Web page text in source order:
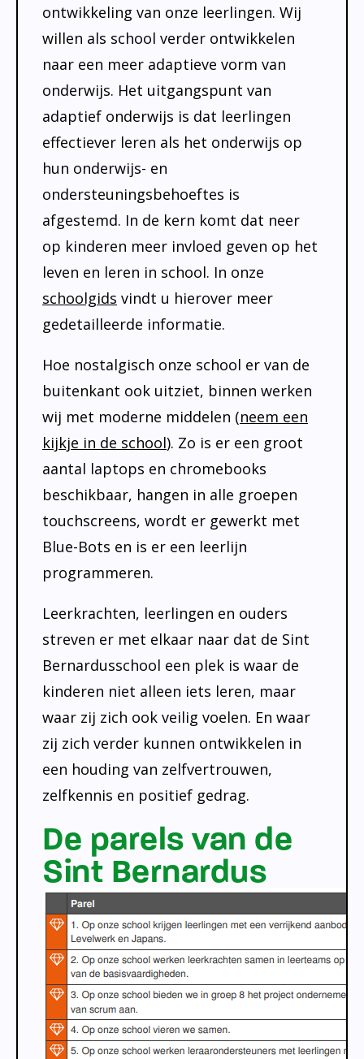
ontwikkeling van onze leerlingen. Wij
willen als school verder ontwikkelen
naar een meer adaptieve vorm van
onderwijs. Het uitgangspunt van
adaptief onderwijs is dat leerlingen
effectiever leren als het onderwijs op
hun onderwijs- en
ondersteuningsbehoeftes is
afgestemd. In de kern komt dat neer
op kinderen meer invloed geven op het
leven en leren in school. In onze
schoolgids vindt u hierover meer
gedetailleerde informatie.
Hoe nostalgisch onze school er van de
buitenkant ook uitziet, binnen werken
wij met moderne middelen (neem een
kijkje in de school). Zo is er een groot
aantal laptops en chromebooks
beschikbaar, hangen in alle groepen
touchscreens, wordt er gewerkt met
Blue-Bots en is er een leerlijn
programmeren.
Leerkrachten, leerlingen en ouders
streven er met elkaar naar dat de Sint
Bernardusschool een plek is waar de
kinderen niet alleen iets leren, maar
waar zij zich ook veilig voelen. En waar
zij zich verder kunnen ontwikkelen in
een houding van zelfvertrouwen,
zelfkennis en positief gedrag.
De parels van de
Sint Bernardus